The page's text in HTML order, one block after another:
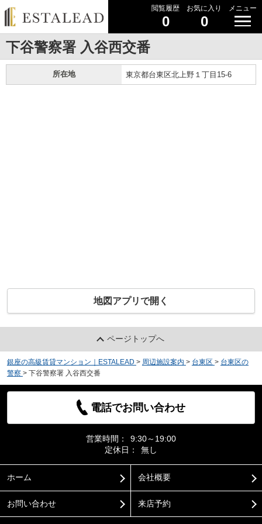
閲覧履歴
0
お気に入り
0
メニュー
下谷警察署 入谷西交番
所在地 東京都台東区北上野１丁目15-6
地図アプリで開く
ページトップへ
銀座の高級賃貸マンション｜ESTALEAD > 周辺施設案内 > 台東区 > 台東区の
警察 > 下谷警察署 入谷西交番
電話でお問い合わせ
営業時間：
9:30～19:00
定休日：
無し
ホーム 会社概要
お問い合わせ 来店予約